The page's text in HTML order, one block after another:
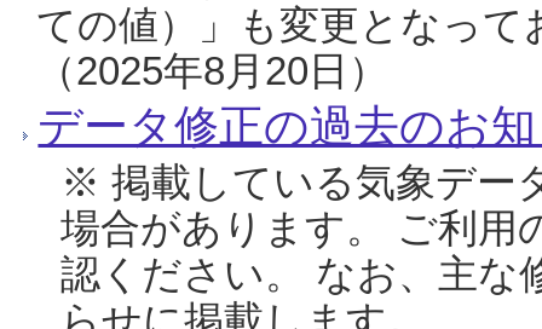
ての値）」も変更となっ
（2025年8月20日）
データ修正の過去のお
※ 掲載している気象デー
場合があります。 ご利用
認ください。 なお、主な